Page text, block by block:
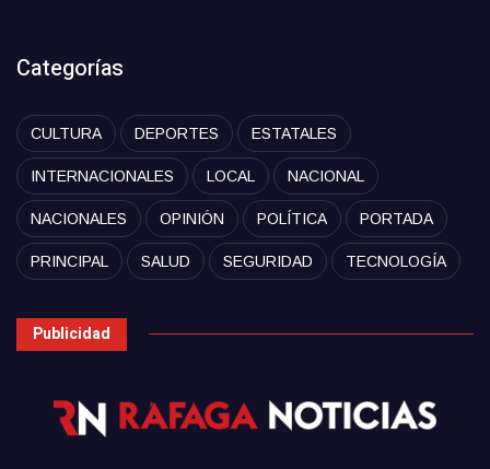
Categorías
CULTURA DEPORTES ESTATALES
INTERNACIONALES LOCAL NACIONAL
NACIONALES OPINIÓN POLÍTICA PORTADA
PRINCIPAL SALUD SEGURIDAD TECNOLOGÍA
Publicidad